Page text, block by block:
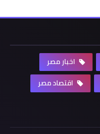
اخبار مصر
اقتصاد مصر